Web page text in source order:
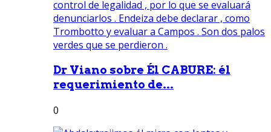
Dr Viano sobre Él CABURE: él
requerimiento de...
0